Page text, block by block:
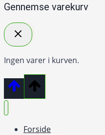
Gennemse varekurv
Ingen varer i kurven.
Forside